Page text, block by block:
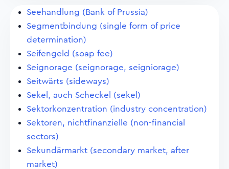
Seehandlung (Bank of Prussia)
Segmentbindung (single form of price
determination)
Seifengeld (soap fee)
Seignorage (seignorage, seigniorage)
Seitwärts (sideways)
Sekel, auch Scheckel (sekel)
Sektorkonzentration (industry concentration)
Sektoren, nichtfinanzielle (non-financial
sectors)
Sekundärmarkt (secondary market, after
market)